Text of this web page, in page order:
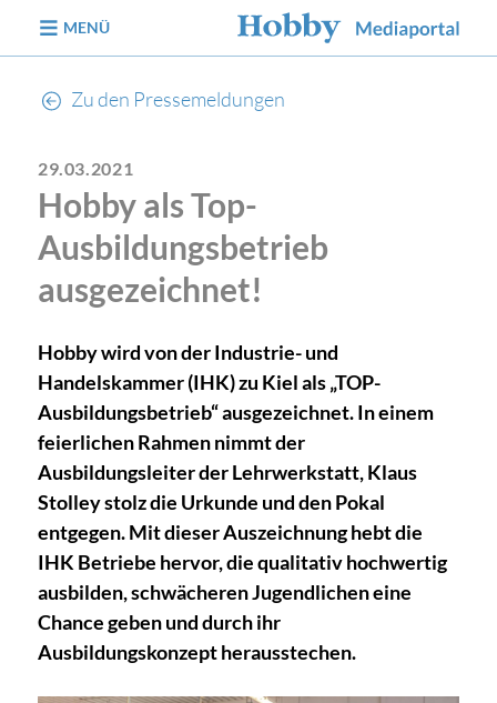
MENÜ
Zu den Pressemeldungen
29.03.2021
Hobby als Top-
Ausbildungsbetrieb
ausgezeichnet!
Hobby wird von der Industrie- und
Handelskammer (IHK) zu Kiel als „TOP-
Ausbildungsbetrieb“ ausgezeichnet. In einem
feierlichen Rahmen nimmt der
Ausbildungsleiter der Lehrwerkstatt, Klaus
Stolley stolz die Urkunde und den Pokal
entgegen. Mit dieser Auszeichnung hebt die
IHK Betriebe hervor, die qualitativ hochwertig
ausbilden, schwächeren Jugendlichen eine
Chance geben und durch ihr
Ausbildungskonzept herausstechen.